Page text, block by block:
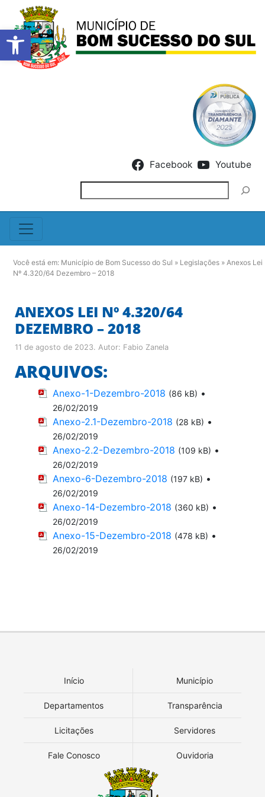
Barra de Ferramentas
Facebook Youtube
Você está em: Município de Bom Sucesso do Sul » Legislações » Anexos Lei
Nº 4.320/64 Dezembro – 2018
ANEXOS LEI Nº 4.320/64
DEZEMBRO – 2018
11 de agosto de 2023. Autor: Fabio Zanela
ARQUIVOS:
Anexo-1-Dezembro-2018 (86 kB) •
26/02/2019
Anexo-2.1-Dezembro-2018 (28 kB) •
26/02/2019
Anexo-2.2-Dezembro-2018 (109 kB) •
26/02/2019
Anexo-6-Dezembro-2018 (197 kB) •
26/02/2019
Anexo-14-Dezembro-2018 (360 kB) •
26/02/2019
Anexo-15-Dezembro-2018 (478 kB) •
26/02/2019
Início Município
Departamentos Transparência
Licitações Servidores
Fale Conosco Ouvidoria